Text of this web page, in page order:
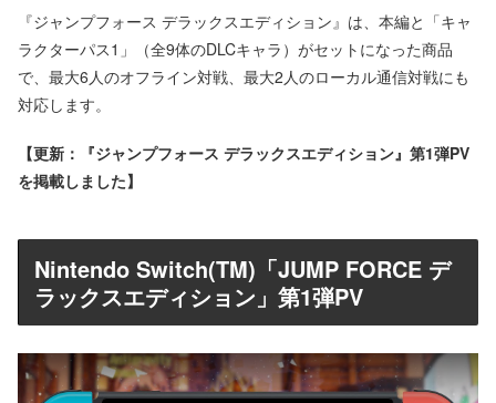
『ジャンプフォース デラックスエディション』は、本編と「キャ
ラクターパス1」（全9体のDLCキャラ）がセットになった商品
で、最大6人のオフライン対戦、最大2人のローカル通信対戦にも
対応します。
【更新：『ジャンプフォース デラックスエディション』第1弾PV
を掲載しました】
Nintendo Switch(TM)「JUMP FORCE デ
ラックスエディション」第1弾PV